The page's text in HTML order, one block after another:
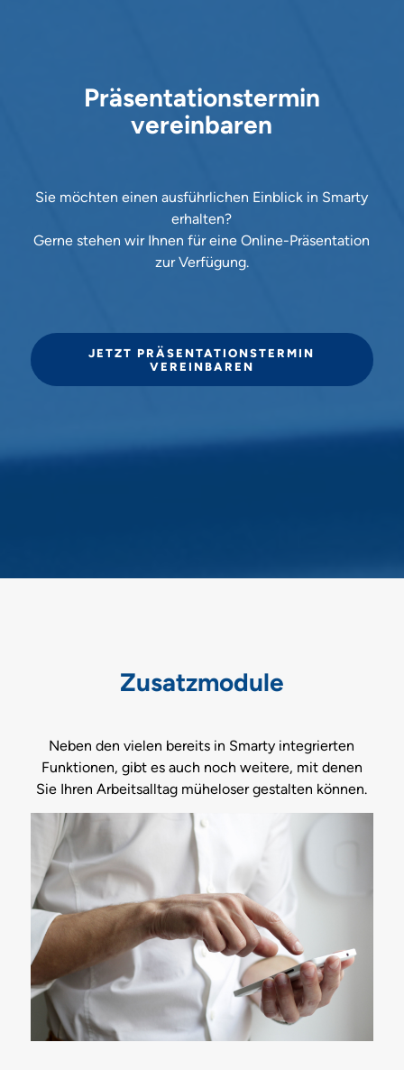
Präsentationstermin
vereinbaren
Sie möchten einen ausführlichen Einblick in Smarty
erhalten?
Gerne stehen wir Ihnen für eine Online-Präsentation
zur Verfügung.
JETZT PRÄSENTATIONSTERMIN
VEREINBAREN
Zusatzmodule
Neben den vielen bereits in Smarty integrierten
Funktionen, gibt es auch noch weitere, mit denen
Sie Ihren Arbeitsalltag müheloser gestalten können.